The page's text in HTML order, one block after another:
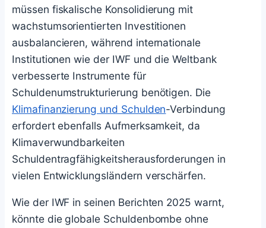
müssen fiskalische Konsolidierung mit
wachstumsorientierten Investitionen
ausbalancieren, während internationale
Institutionen wie der IWF und die Weltbank
verbesserte Instrumente für
Schuldenumstrukturierung benötigen. Die
Klimafinanzierung und Schulden-Verbindung
erfordert ebenfalls Aufmerksamkeit, da
Klimaverwundbarkeiten
Schuldentragfähigkeitsherausforderungen in
vielen Entwicklungsländern verschärfen.
Wie der IWF in seinen Berichten 2025 warnt,
könnte die globale Schuldenbombe ohne